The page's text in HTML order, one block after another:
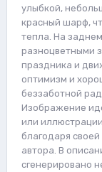
улыбкой,
красный шарф,
тепла. На
разноцветными
праздника и
оптимизм и
беззаботной
Изображение
или
благодаря своей
автора. В
сгенерировано